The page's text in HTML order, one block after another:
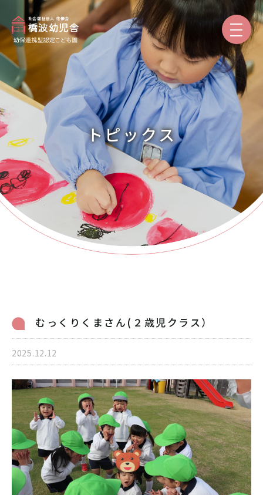
園のご紹介
保育と教育
園での生活
入園案内 保護者専用
個人情報保護方針
06-6998-5321
受付時間 7:00～20:00（平日）7:00～19:00（土曜）
お問い合わせ
トピックス
むっくりくまさん(２歳児クラス）
2025.12.12